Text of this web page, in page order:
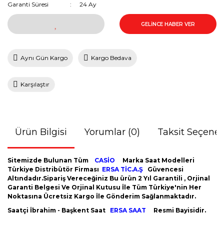
Garanti Süresi
24 Ay
GELİNCE HABER VER
Aynı Gün Kargo Kargo Bedava
Karşılaştır
Ürün Bilgisi Yorumlar (0) Taksit
Sitemizde Bulunan Tüm CASİO
Marka Saat Modelleri
Türkiye Distribütör Firması ERSA TİC.A.Ş
Güvencesi
Altındadır.Sipariş Vereceğiniz Bu ürün 2 Yıl Garantili , Orjinal
Garanti Belgesi Ve Orjinal Kutusu İle Tüm Türkiye'nin Her
Noktasına Ücretsiz Kargo İle Gönderim Sağlanmaktadır.
Saatçi İbrahim - Başkent Saat ERSA SAAT Resmi Bayisidir.